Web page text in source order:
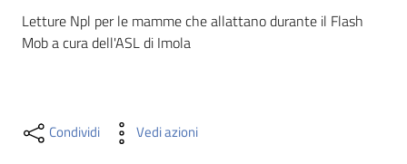
Scopri
Letture Npl per le mamme che allattano durante il Flash
Mob a cura dell'ASL di Imola
Condividi Vedi azioni